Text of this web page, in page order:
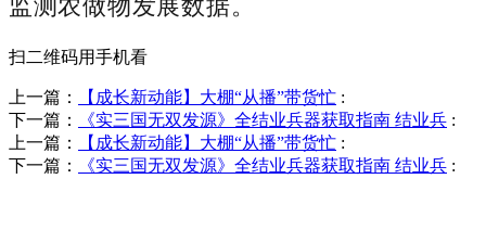
监测农做物发展数据。
扫二维码用手机看
上一篇： 【成长新动能】大棚“从播”带货忙 :
下一篇：
《实三国无双发源》全结业兵器获取指南 结业兵 :
上一篇：
【成长新动能】大棚“从播”带货忙 :
下一篇：
《实三国无双发源》全结业兵器获取指南 结业兵 :